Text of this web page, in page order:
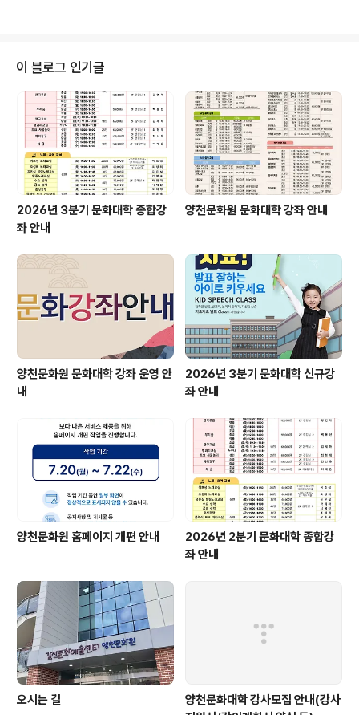
이 블로그 인기글
2026년 3분기 문화대학 종합강
좌 안내
양천문화원 문화대학 강좌 안내
양천문화원 문화대학 강좌 운영 안
내
2026년 3분기 문화대학 신규강
좌 안내
양천문화원 홈페이지 개편 안내
2026년 2분기 문화대학 종합강
좌 안내
오시는 길
양천문화대학 강사모집 안내(강사